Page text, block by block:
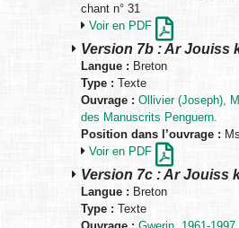
chant n° 31
Voir en PDF
Version 7b : Ar Jouiss
Langue : Breton
Type : Texte
Ouvrage : Ollivier (Joseph),
des Manuscrits Penguern.
Position dans l’ouvrage :
Voir en PDF
Version 7c : Ar Jouiss
Langue : Breton
Type : Texte